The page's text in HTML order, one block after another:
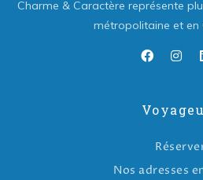
Charme & Caractère représente
métropolitaine et en
Nos adresses